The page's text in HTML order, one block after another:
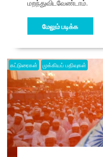
மறந்துவிடவேண்டாம்.
மேலும் படிக்க
கட்டுரைகள் முக்கியப் பதிவுகள்